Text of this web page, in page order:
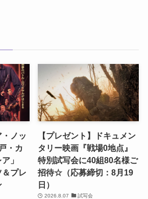
ノッ
・カ
ア」
プレ
【プレゼント】ドキュメン
タリー映画『戦場0地点』
特別試写会に40組80名様ご
招待☆（応募締切：8月19
日）
2026.8.07 試写会